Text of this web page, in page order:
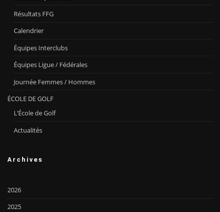
Résultats FFG
Calendrier
Équipes Interclubs
Équipes Ligue / Fédérales
Journée Femmes / Hommes
ÉCOLE DE GOLF
L’École de Golf
Actualités
Archives
2026
2025